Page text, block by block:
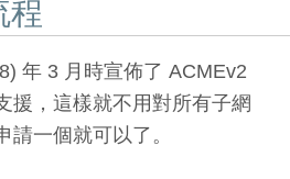
程
年 3 月時宣佈了 ACMEv2
援，這樣就不用對所有子網
一個就可以了。